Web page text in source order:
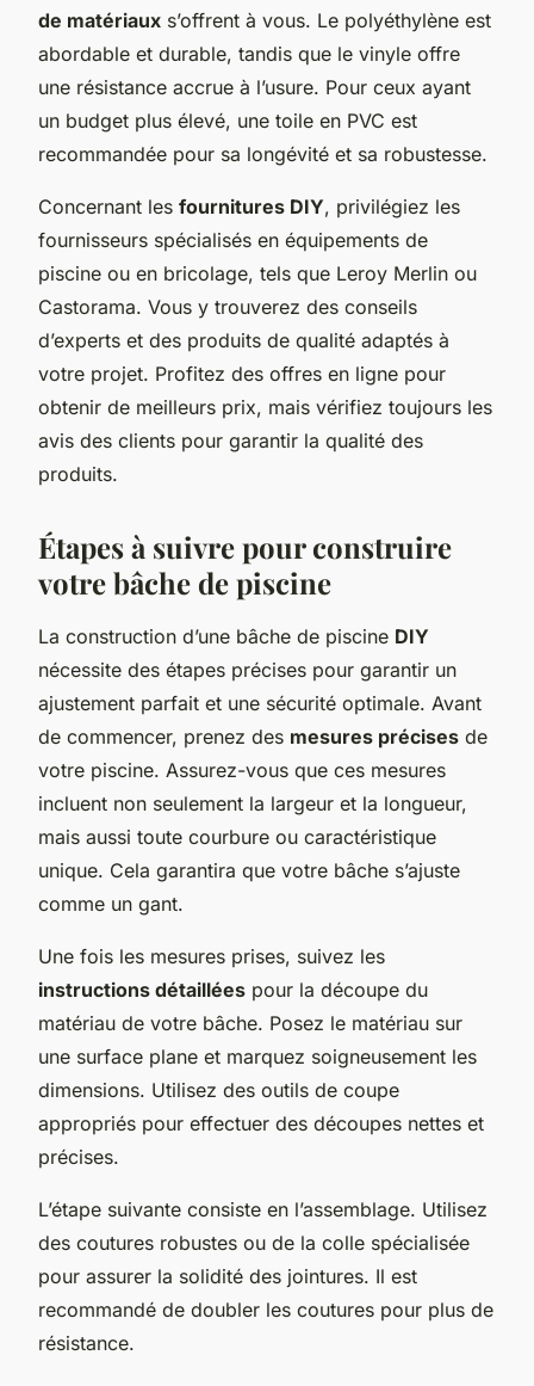
de matériaux s’offrent à vous. Le polyéthylène est
abordable et durable, tandis que le vinyle offre
une résistance accrue à l’usure. Pour ceux ayant
un budget plus élevé, une toile en PVC est
recommandée pour sa longévité et sa robustesse.
Concernant les fournitures DIY, privilégiez les
fournisseurs spécialisés en équipements de
piscine ou en bricolage, tels que Leroy Merlin ou
Castorama. Vous y trouverez des conseils
d’experts et des produits de qualité adaptés à
votre projet. Profitez des offres en ligne pour
obtenir de meilleurs prix, mais vérifiez toujours les
avis des clients pour garantir la qualité des
produits.
Étapes à suivre pour construire
votre bâche de piscine
La construction d’une bâche de piscine DIY
nécessite des étapes précises pour garantir un
ajustement parfait et une sécurité optimale. Avant
de commencer, prenez des mesures précises de
votre piscine. Assurez-vous que ces mesures
incluent non seulement la largeur et la longueur,
mais aussi toute courbure ou caractéristique
unique. Cela garantira que votre bâche s’ajuste
comme un gant.
Une fois les mesures prises, suivez les
instructions détaillées pour la découpe du
matériau de votre bâche. Posez le matériau sur
une surface plane et marquez soigneusement les
dimensions. Utilisez des outils de coupe
appropriés pour effectuer des découpes nettes et
précises.
L’étape suivante consiste en l’assemblage. Utilisez
des coutures robustes ou de la colle spécialisée
pour assurer la solidité des jointures. Il est
recommandé de doubler les coutures pour plus de
résistance.